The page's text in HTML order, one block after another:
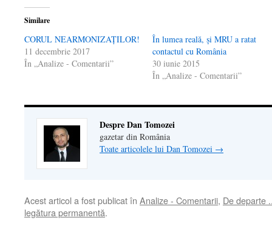
Similare
CORUL NEARMONIZAȚILOR!
11 decembrie 2017
În „Analize - Comentarii”
În lumea reală, și MRU a ratat
contactul cu România
30 iunie 2015
În „Analize - Comentarii”
Despre Dan Tomozei
gazetar din România
Toate articolele lui Dan Tomozei →
Acest articol a fost publicat în Analize - Comentarii, De departe
legătura permanentă.